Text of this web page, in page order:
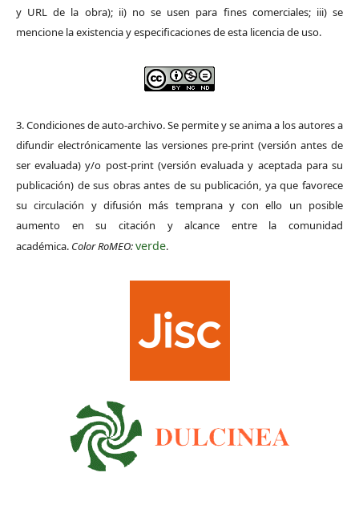
y URL de la obra); ii) no se usen para fines comerciales; iii) se
mencione la existencia y especificaciones de esta licencia de uso.
3. Condiciones de auto-archivo. Se permite y se anima a los autores a
difundir electrónicamente las versiones pre-print (versión antes de
ser evaluada) y/o post-print (versión evaluada y aceptada para su
publicación) de sus obras antes de su publicación, ya que favorece
su circulación y difusión más temprana y con ello un posible
aumento en su citación y alcance entre la comunidad
académica. Color RoMEO:verde.